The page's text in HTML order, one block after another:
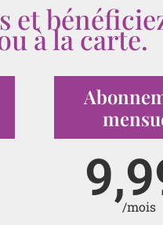
et
à la carte.
/mois